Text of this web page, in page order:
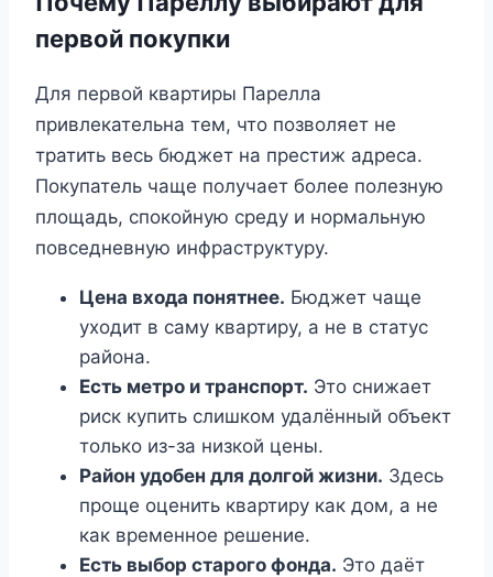
первой покупки
Для первой квартиры Парелла
привлекательна тем, что позволяет не
тратить весь бюджет на престиж адреса.
Покупатель чаще получает более полезную
площадь, спокойную среду и нормальную
повседневную инфраструктуру.
Цена входа понятнее. Бюджет чаще
уходит в саму квартиру, а не в статус
района.
Есть метро и транспорт. Это снижает
риск купить слишком удалённый объект
только из-за низкой цены.
Район удобен для долгой жизни. Здесь
проще оценить квартиру как дом, а не
как временное решение.
Есть выбор старого фонда. Это даёт